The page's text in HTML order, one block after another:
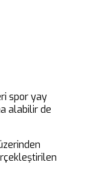
spor yay
alabilir de